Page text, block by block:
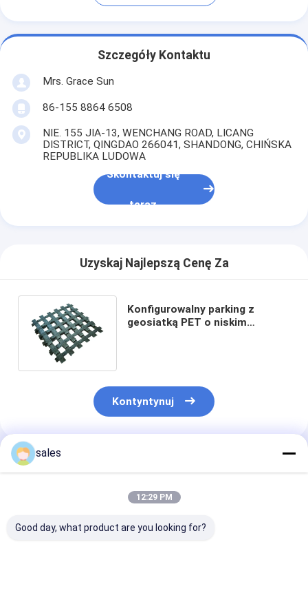
Szczegóły Kontaktu
Mrs. Grace Sun
86-155 8864 6508
NIE. 155 JIA-13, WENCHANG ROAD, LICANG
DISTRICT, QINGDAO 266041, SHANDONG, CHIŃSKA
REPUBLIKA LUDOWA
Skontaktuj się
teraz
Uzyskaj Najlepszą Cenę Za
Konfigurowalny parking z
geosiatką PET o niskim
Kontyntynuj
Polecane Produkty
sales
12:29 PM
Good day, what product are you looking for?